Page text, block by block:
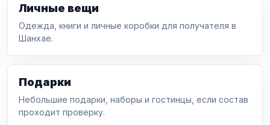
Личные вещи
Одежда, книги и личные коробки для получателя в
Шанхае.
Подарки
Небольшие подарки, наборы и гостинцы, если состав
проходит проверку.